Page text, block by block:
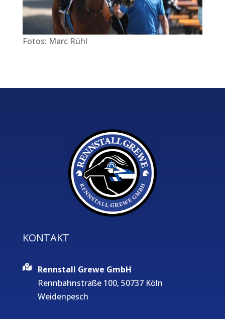
Fotos: Marc Rühl
KONTAKT
Rennstall Grewe GmbH
Rennbahnstraße 100, 50737 Köln
Weidenpesch